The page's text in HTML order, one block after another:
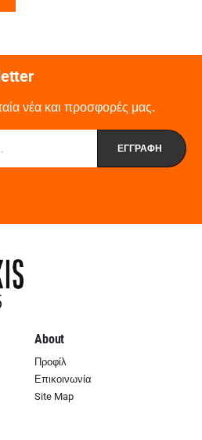
νέα και προσφορές μας.
About
Προφίλ
Επικοινωνία
Site Map